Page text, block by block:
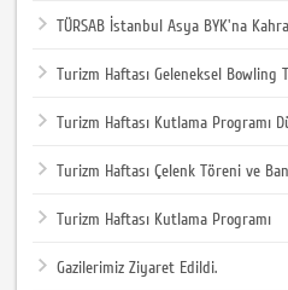
TÜRSAB İstanbul Asya BYK'na
Turizm Haftası Geleneksel Bowling
Turizm Haftası Kutlama Programı
Turizm Haftası Çelenk Töreni ve
Turizm Haftası Kutlama Programı
Gazilerimiz Ziyaret Edildi.